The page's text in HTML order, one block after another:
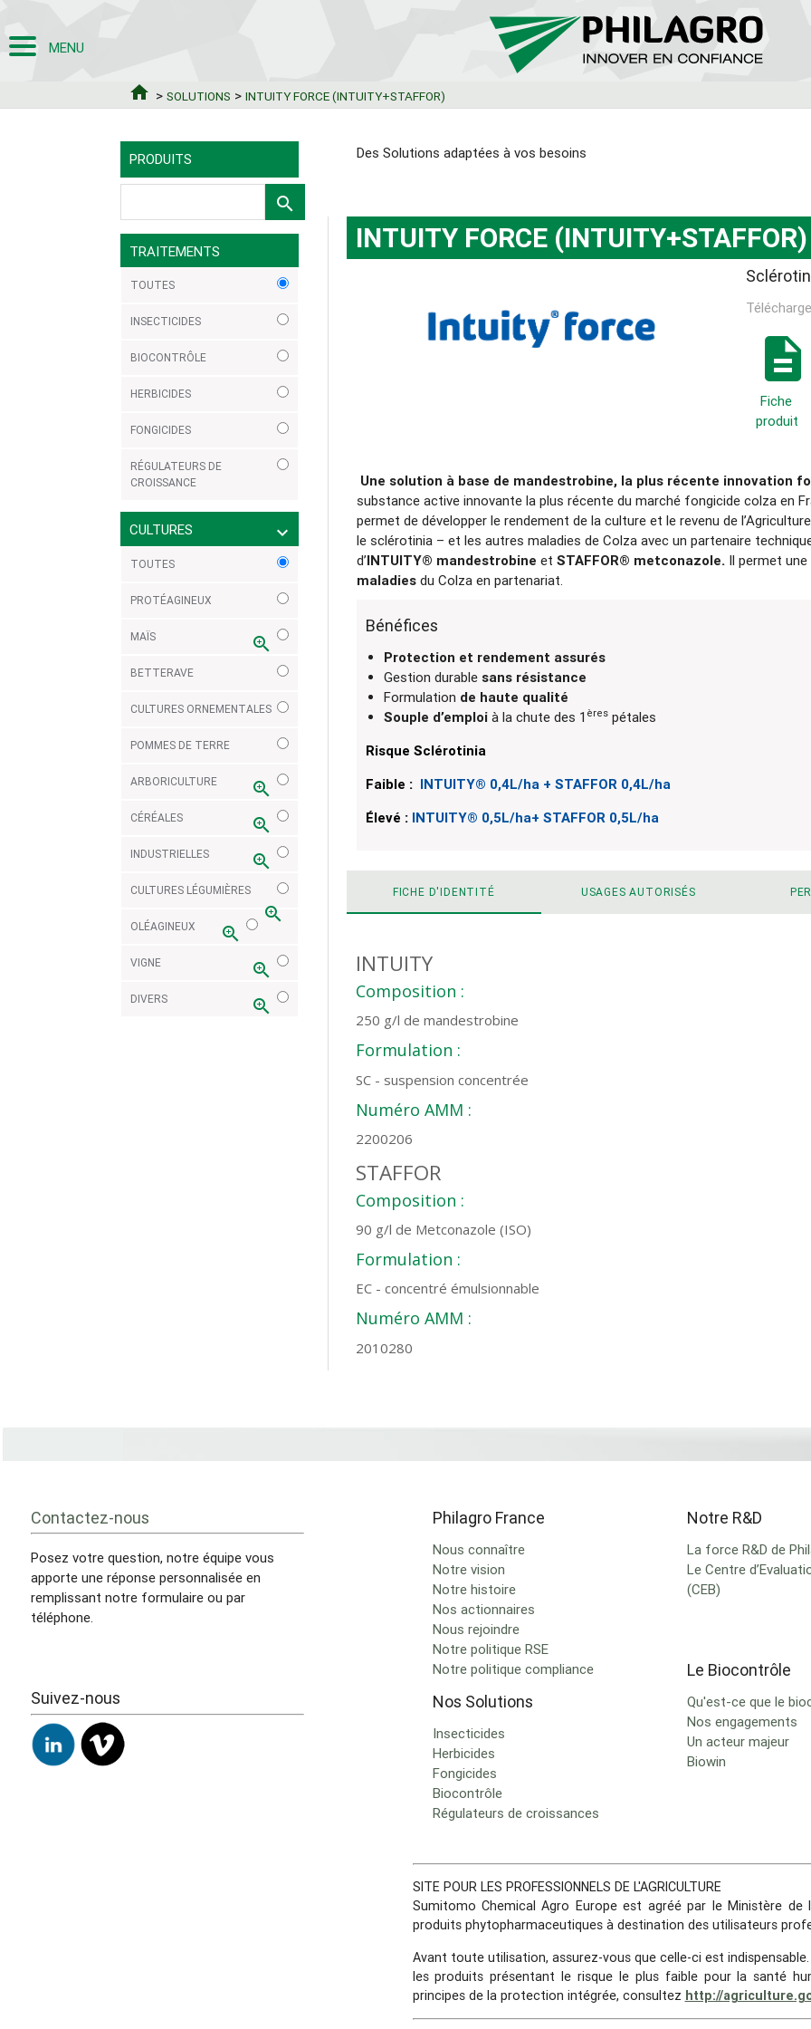
MENU
home > SOLUTIONS > INTUITY FORCE (INTUITY+STAFFOR)
PRODUITS
search
TRAITEMENTS
TOUTES
INSECTICIDES
BIOCONTRÔLE
HERBICIDES
FONGICIDES
RÉGULATEURS DE
CROISSANCE
CULTURES expand_more
TOUTES
PROTÉAGINEUX
MAÏS zoom_in
BETTERAVE
CULTURES ORNEMENTALES
POMMES DE TERRE
ARBORICULTURE zoom_in
CÉRÉALES zoom_in
INDUSTRIELLES zoom_in
CULTURES LÉGUMIÈRES
zoom_in
OLÉAGINEUX zoom_in
VIGNE zoom_in
DIVERS zoom_in
Des Solutions adaptées à vos besoins
INTUITY FORCE (INTUITY+STAFFOR)
description
Fiche
produit
Une solution à base de mandestrobine, la plus récente innovation
substance active innovante la plus récente du marché fongicide colza en
permet de développer le rendement de la culture et le revenu de
le sclérotinia – et les autres maladies de Colza avec un partenaire
d’INTUITY® mandestrobine et STAFFOR® metconazole. Il permet une
maladiesdu Colza en partenariat.
Bénéfices
Protection et rendement assurés
Gestion durable sans résistance
Formulation de haute qualité
Souple d’emploi à la chute des 1 èrespétales
Risque Sclérotinia
Faible :INTUITY® 0,4L/ha + STAFFOR 0,4L/ha
Élevé :INTUITY® 0,5L/ha+ STAFFOR 0,5L/ha
FICHE D'IDENTITÉ USAGES AUTORISÉS
INTUITY
Composition :
250 g/l de mandestrobine
Formulation :
SC - suspension concentrée
Numéro AMM :
2200206
STAFFOR
Composition :
90 g/l de Metconazole (ISO)
Formulation :
EC - concentré émulsionnable
Numéro AMM :
2010280
Contactez-nous
Posez votre question, notre équipe vous
apporte une réponse personnalisée en
remplissant notre formulaire ou par
téléphone.
Suivez-nous
Philagro France
Nous connaître
Notre vision
Notre histoire
Nos actionnaires
Nous rejoindre
Notre politique RSE
Notre politique compliance
Nos Solutions
Insecticides
Herbicides
Fongicides
Biocontrôle
Régulateurs de croissances
Notre R&D
La force R&D de
Le Centre
(CEB)
Le Biocontrôle
Qu'est-ce que le
Nos engagements
Un acteur majeur
Biowin
SITE POUR LES PROFESSIONNELS DE L'AGRICULTURE
Sumitomo Chemical Agro Europe est agréé par le Ministère de
produits phytopharmaceutiques à destination des utilisateurs
Avant toute utilisation, assurez-vous que celle-ci est
les produits présentant le risque le plus faible pour la santé
principes de la protection intégrée, consultez http://